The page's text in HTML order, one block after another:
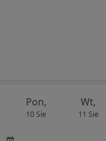
Pon,
10 Sie
Wt,
11 Sie